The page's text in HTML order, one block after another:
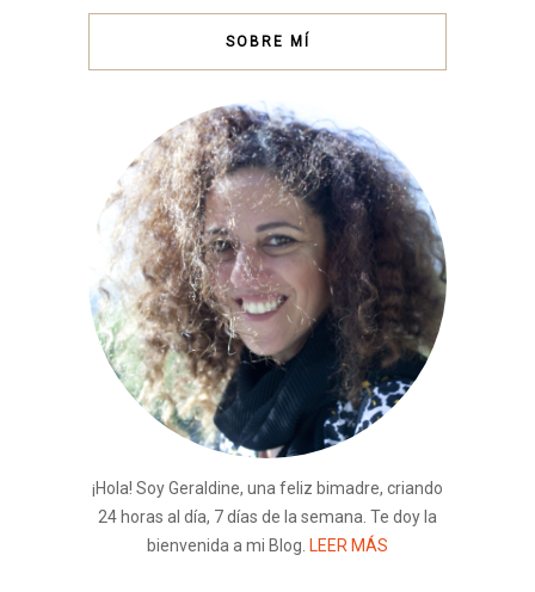
SOBRE MÍ
¡Hola! Soy Geraldine, una feliz bimadre, criando
24 horas al día, 7 días de la semana. Te doy la
bienvenida a mi Blog. LEER MÁS